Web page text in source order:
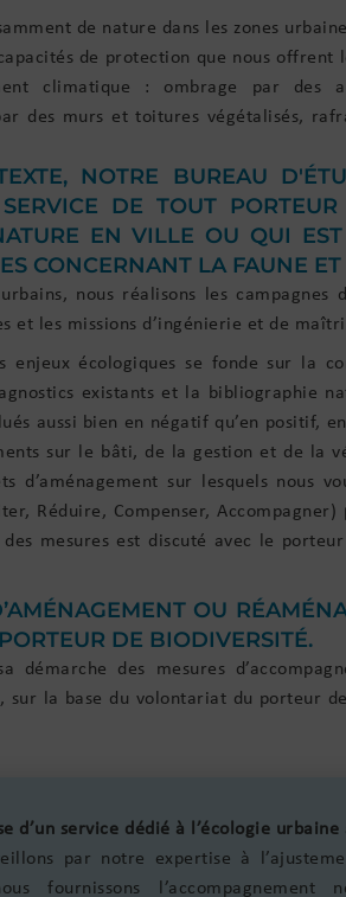
de nature dans les zones
de protection que nous offrent
climatique : ombrage par des
des murs et toitures végétalisés,
NOTRE BUREAU
DE TOUT
EN VILLE OU QUI
CONCERNANT LA FAUNE
nous réalisons les campagnes
et les missions d’ingénierie et de
enjeux écologiques se fonde sur la
existants et la bibliographie
aussi bien en négatif qu’en positif,
sur le bâti, de la gestion et de la
d’aménagement sur lesquels nous
Réduire, Compenser, Accompagner)
des mesures est discuté avec le
OU
DE BIODIVERSITÉ.
démarche des mesures
sur la base du volontariat du porteur
d’un service dédié à l’écologie urbaine
par notre expertise à
fournissons l’accompagnement